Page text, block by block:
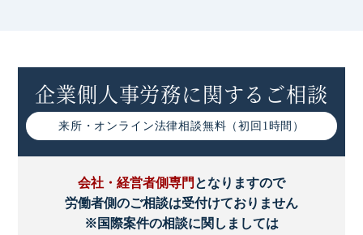
企業側人事労務に関するご相談
来所・オンライン法律相談無料（初回1時間）
会社・経営者側専門 となりますので
労働者側のご相談は受付けておりません
※国際案件の相談に関しましては